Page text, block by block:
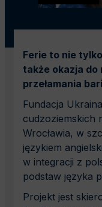
Ferie to nie
także okazja do
przełamania
Fundacja
cudzoziemskich
Wrocławia, w
językiem
w integracji z
podstaw języka
Projekt jest